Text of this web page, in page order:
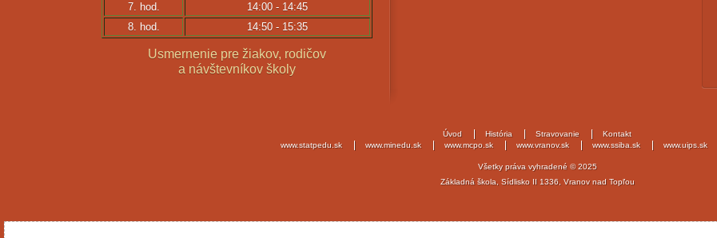
7. hod.
14:00 - 14:45
8. hod.
14:50 - 15:35
Usmernenie pre žiakov, rodičov
a návštevníkov školy
Úvod História Stravovanie
Kontakt
www.statpedu.sk
www.minedu.sk www.mcpo.sk www.vranov.sk www.ssiba.sk www.uips.sk
Všetky práva vyhradené © 2025
Základná škola, Sídlisko II 1336, Vranov nad Topľou